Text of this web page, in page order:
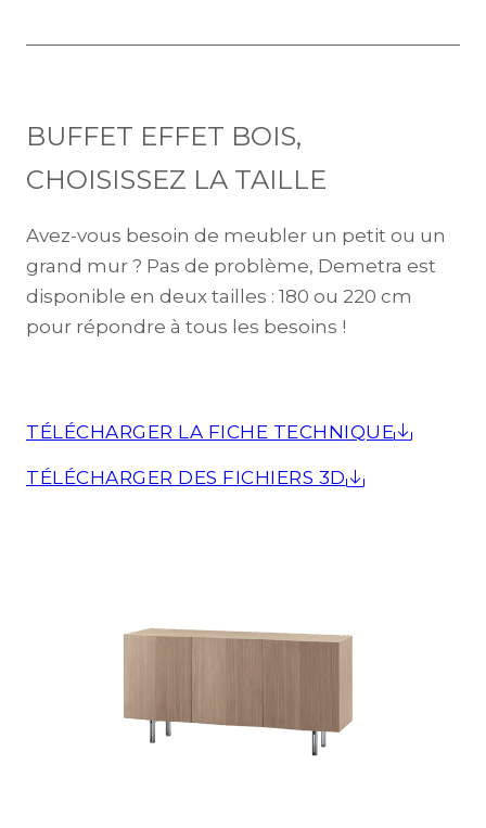
BUFFET EFFET BOIS,
CHOISISSEZ LA TAILLE
Avez-vous besoin de meubler un petit ou un
grand mur ? Pas de problème, Demetra est
disponible en deux tailles : 180 ou 220 cm
pour répondre à tous les besoins !
TÉLÉCHARGER LA FICHE TECHNIQUE
TÉLÉCHARGER DES FICHIERS 3D